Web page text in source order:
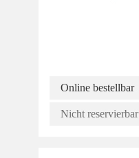
Online bestellbar
Nicht reservierbar